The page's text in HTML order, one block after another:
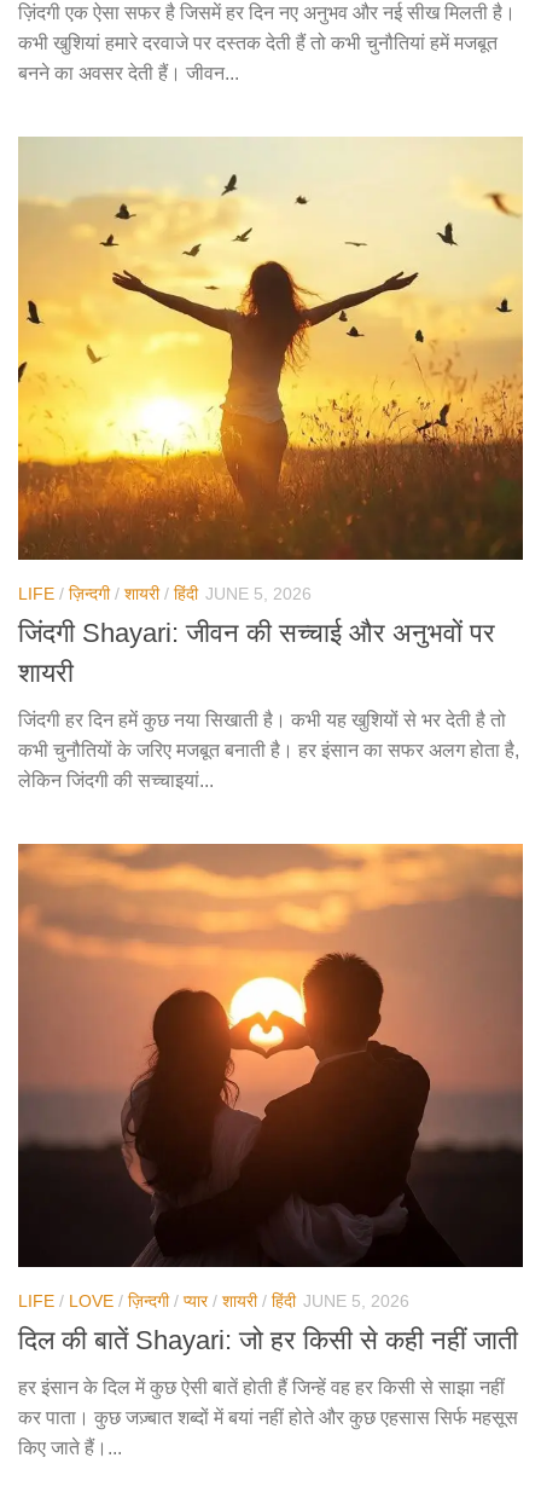
ज़िंदगी एक ऐसा सफर है जिसमें हर दिन नए अनुभव और नई सीख मिलती है।
कभी खुशियां हमारे दरवाजे पर दस्तक देती हैं तो कभी चुनौतियां हमें मजबूत
बनने का अवसर देती हैं। जीवन...
LIFE / ज़िन्दगी/ शायरी/ हिंदी JUNE 5, 2026
जिंदगी Shayari: जीवन की सच्चाई और अनुभवों पर
शायरी
जिंदगी हर दिन हमें कुछ नया सिखाती है। कभी यह खुशियों से भर देती है तो
कभी चुनौतियों के जरिए मजबूत बनाती है। हर इंसान का सफर अलग होता है,
लेकिन जिंदगी की सच्चाइयां...
LIFE / LOVE / ज़िन्दगी/ प्यार/ शायरी/ हिंदी JUNE 5, 2026
दिल की बातें Shayari: जो हर किसी से कही नहीं जाती
हर इंसान के दिल में कुछ ऐसी बातें होती हैं जिन्हें वह हर किसी से साझा नहीं
कर पाता। कुछ जज़्बात शब्दों में बयां नहीं होते और कुछ एहसास सिर्फ महसूस
किए जाते हैं।...